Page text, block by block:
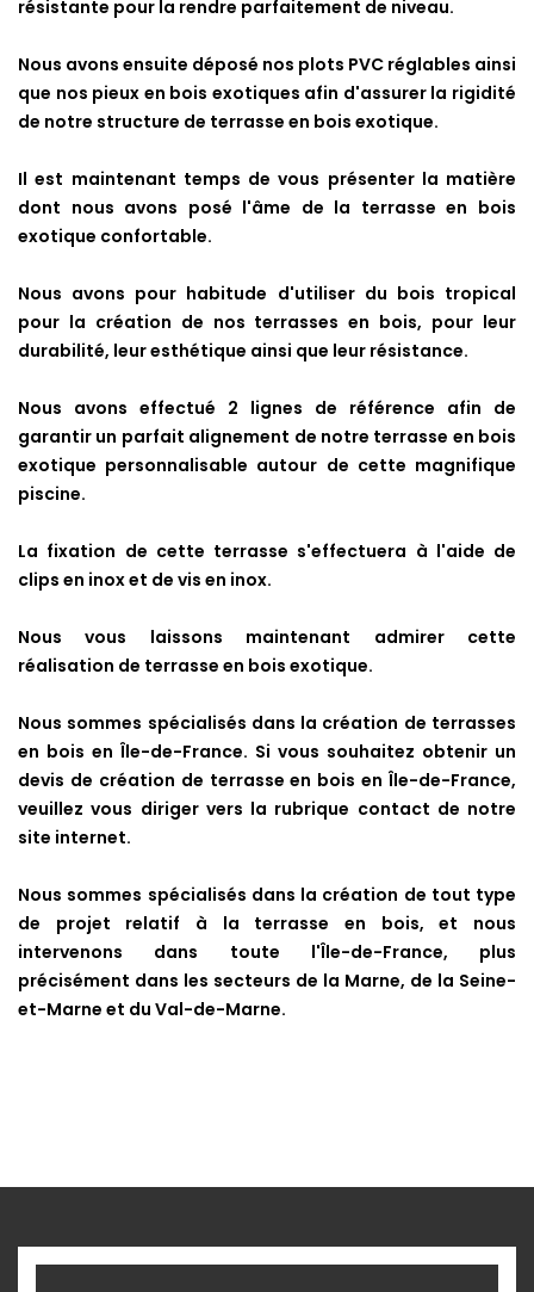
résistante pour la rendre parfaitement de niveau.
Nous avons ensuite déposé nos plots PVC réglables ainsi
que nos pieux en bois exotiques afin d'assurer la rigidité
de notre structure de terrasse en bois exotique.
Il est maintenant temps de vous présenter la matière
dont nous avons posé l'âme de la terrasse en bois
exotique confortable.
Nous avons pour habitude d'utiliser du bois tropical
pour la création de nos terrasses en bois, pour leur
durabilité, leuresthétique ainsi que leur résistance.
Nous avons effectué 2 lignes de référence afin de
garantir un parfait alignement de notre terrasse en bois
exotique personnalisable autour de cette magnifique
piscine.
La fixation de cette terrasse s'effectuera à l'aide de
clips en inox et de vis en inox.
Nous vous laissons maintenant admirer cette
réalisation de terrasse en bois exotique.
Nous sommes spécialisés dans la création de terrasses
en bois en Île-de-France. Si vous souhaitez obtenir un
devis de création de terrasse en bois en Île-de-France,
veuillez vous diriger vers la rubrique contact de notre
site internet.
Nous sommes spécialisés dans la création de tout type
de projet relatif à la terrasse en bois, et nous
intervenons dans toute l'Île-de-France, plus
précisément dans les secteurs de la Marne, de la Seine-
et-Marne et du Val-de-Marne.